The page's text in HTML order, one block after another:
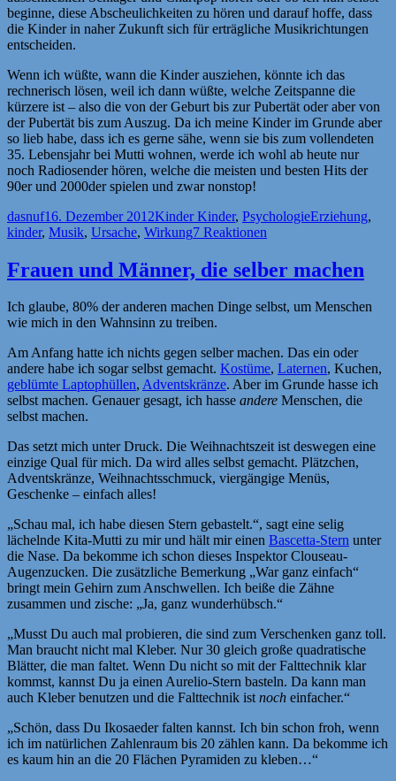
beginne, diese Abscheulichkeiten zu hören und darauf hoffe, dass
die Kinder in naher Zukunft sich für erträgliche Musikrichtungen
entscheiden.
Wenn ich wüßte, wann die Kinder ausziehen, könnte ich das
rechnerisch lösen, weil ich dann wüßte, welche Zeitspanne die
kürzere ist – also die von der Geburt bis zur Pubertät oder aber von
der Pubertät bis zum Auszug. Da ich meine Kinder im Grunde aber
so lieb habe, dass ich es gerne sähe, wenn sie bis zum vollendeten
35. Lebensjahr bei Mutti wohnen, werde ich wohl ab heute nur
noch Radiosender hören, welche die meisten und besten Hits der
90er und 2000der spielen und zwar nonstop!
Autor
dasnufVeröffentlicht
am
16. Dezember 2012Kategorien
Kinder Kinder, PsychologieSchlagwörter
Erziehung,
kinder, Musik, Ursache, Wirkung7 Reaktionen
Frauen und Männer, die selber machen
Ich glaube, 80% der anderen machen Dinge selbst, um Menschen
wie mich in den Wahnsinn zu treiben.
Am Anfang hatte ich nichts gegen selber machen. Das ein oder
andere habe ich sogar selbst gemacht. Kostüme, Laternen, Kuchen,
geblümte Laptophüllen, Adventskränze. Aber im Grunde hasse ich
selbst machen. Genauer gesagt, ich hasse andere Menschen, die
selbst machen.
Das setzt mich unter Druck. Die Weihnachtszeit ist deswegen eine
einzige Qual für mich. Da wird alles selbst gemacht. Plätzchen,
Adventskränze, Weihnachtsschmuck, viergängige Menüs,
Geschenke – einfach alles!
„Schau mal, ich habe diesen Stern gebastelt.“, sagt eine selig
lächelnde Kita-Mutti zu mir und hält mir einen Bascetta-Stern unter
die Nase. Da bekomme ich schon dieses Inspektor Clouseau-
Augenzucken. Die zusätzliche Bemerkung „War ganz einfach“
bringt mein Gehirn zum Anschwellen. Ich beiße die Zähne
zusammen und zische: „Ja, ganz wunderhübsch.“
„Musst Du auch mal probieren, die sind zum Verschenken ganz toll.
Man braucht nicht mal Kleber. Nur 30 gleich große quadratische
Blätter, die man faltet. Wenn Du nicht so mit der Falttechnik klar
kommst, kannst Du ja einen Aurelio-Stern basteln. Da kann man
auch Kleber benutzen und die Falttechnik istnoch einfacher.“
„Schön, dass Du Ikosaeder falten kannst. Ich bin schon froh, wenn
ich im natürlichen Zahlenraum bis 20 zählen kann. Da bekomme ich
es kaum hin an die 20 Flächen Pyramiden zu kleben…“